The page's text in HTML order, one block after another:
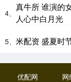
4、
真牛所 谁演的
人心中白月光
5、 米配资 盛夏时
优配网